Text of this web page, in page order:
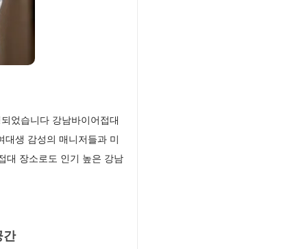
었습니다 강남바이어접대
생 감성의 매니저들과 미
대 장소로도 인기 높은 강남
간